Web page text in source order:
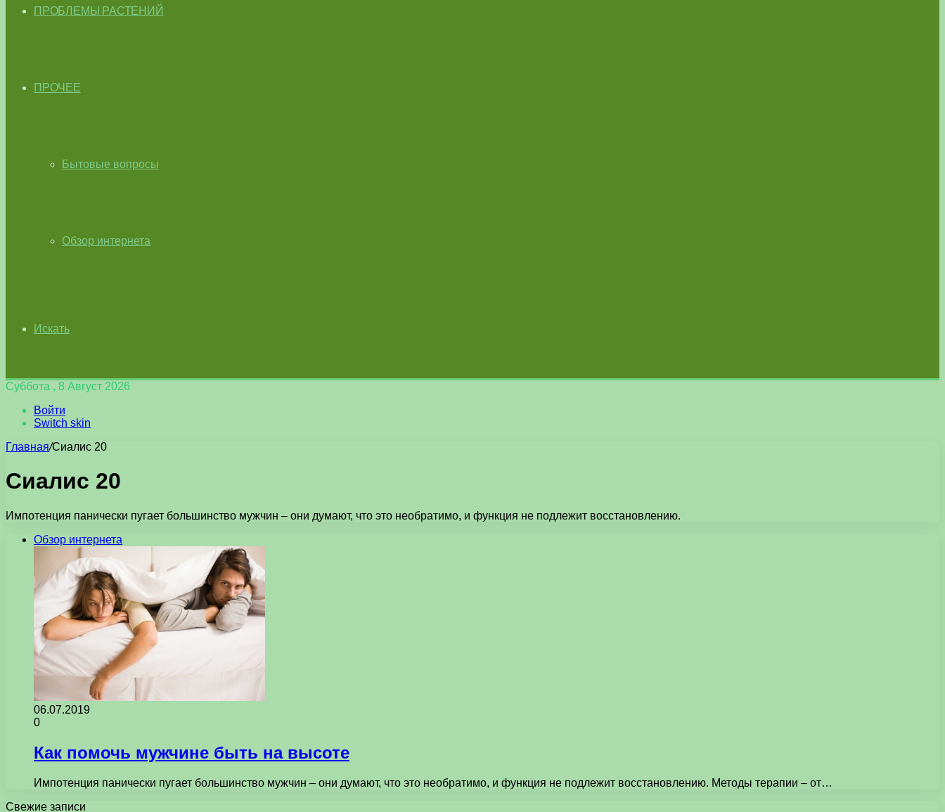
ПРОБЛЕМЫ РАСТЕНИЙ
ПРОЧЕЕ
Бытовые вопросы
Обзор интернета
Искать
Суббота , 8 Август 2026
Войти
Switch skin
Главная/Сиалис 20
Сиалис 20
Импотенция панически пугает большинство мужчин – они думают, что это необратимо, и функция не подлежит восстановлению.
Обзор интернета
06.07.2019
0
Как помочь мужчине быть на высоте
Импотенция панически пугает большинство мужчин – они думают, что это необратимо, и функция не подлежит восстановлению. Методы терапии – от…
Свежие записи